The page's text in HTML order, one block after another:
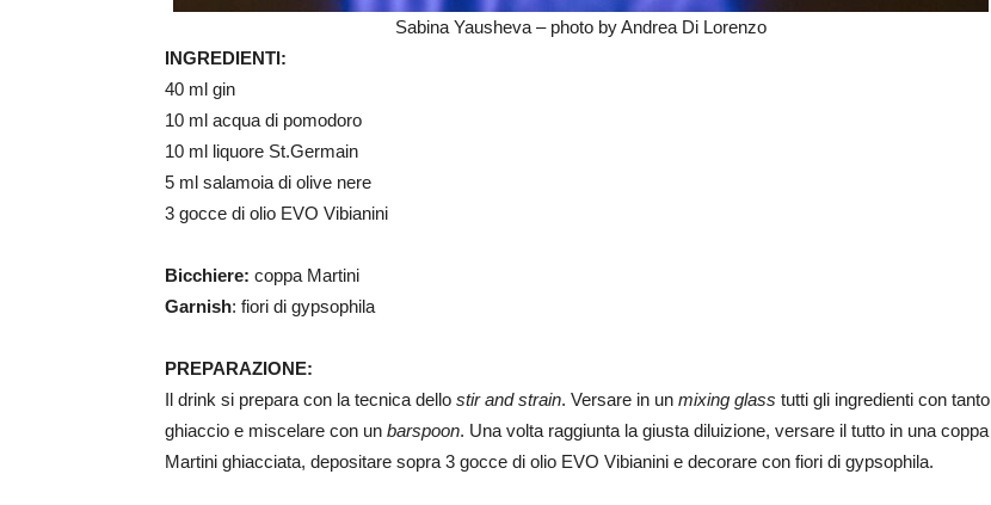
Sabina Yausheva – photo by Andrea Di Lorenzo
INGREDIENTI:
40 ml gin
10 ml acqua di pomodoro
10 ml liquore St.Germain
5 ml salamoia di olive nere
3 gocce di olio EVO Vibianini
Bicchiere: coppa Martini
Garnish: fiori di gypsophila
PREPARAZIONE:
Il drink si prepara con la tecnica dello stir and strain. Versare in un mixing glass tutti gli ingredienti con tanto
ghiaccio e miscelare con un barspoon. Una volta raggiunta la giusta diluizione, versare il tutto in una coppa
Martini ghiacciata, depositare sopra 3 gocce di olio EVO Vibianini e decorare con fiori di gypsophila.